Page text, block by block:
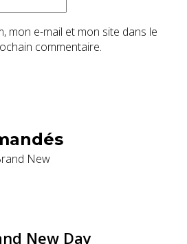
mon e-mail et mon site dans le
commentaire.
New Day